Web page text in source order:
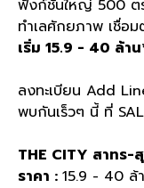
ฟังก์ชันใหญ่ 500 ต
ทำเลศักยภาพ เชื่อม
เริ่ม 15.9 - 40 ล้าน
ลงทะเบียน Add
พบกันเร็วๆ นี้ ที่
THE CITY สาทร-
ราคา : 15.9 - 40 ล้